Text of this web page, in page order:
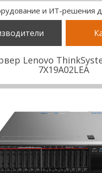
и ИТ-решения
Lenovo
7X19A02LEA